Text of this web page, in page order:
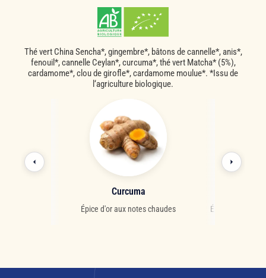
Curcuma
Épice d'or aux notes chaudes Épice orientale
Thé vert China Sencha*, gingembre*, bâtons de cannelle*, anis*,
fenouil*, cannelle Ceylan*, curcuma*, thé vert Matcha* (5%),
cardamome*, clou de girofle*, cardamome moulue*. *Issu de
l‘agriculture biologique.